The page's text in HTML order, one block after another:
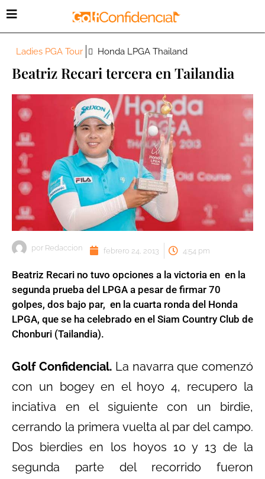
Ladies PGA Tour Honda LPGA Thailand
Beatriz Recari tercera en Tailandia
por Redaccion febrero 24, 2013 4:54 pm
Beatriz Recari no tuvo opciones a la victoria en en la
segunda prueba del LPGA a pesar de firmar 70
golpes, dos bajo par, en la cuarta ronda del Honda
LPGA, que se ha celebrado en el Siam Country Club de
Chonburi (Tailandia).
Golf Confidencial. La navarra que comenzó
con un bogey en el hoyo 4, recupero la
inciativa en el siguiente con un birdie,
cerrando la primera vuelta al par del campo.
Dos bierdies en los hoyos 10 y 13 de la
segunda parte del recorrido fueron